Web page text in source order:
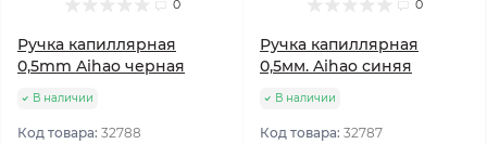
0
Ручка капиллярная
0,5mm Aihao черная
В наличии
Код товара: 32788
0
Ручка капиллярная
0,5мм. Aihao синяя
В наличии
Код товара: 32787